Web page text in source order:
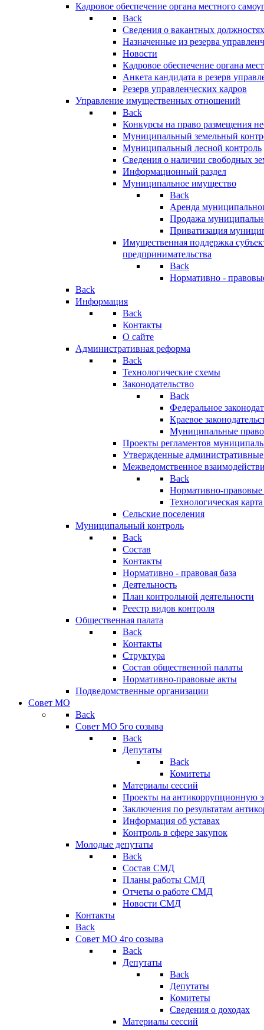
Кадровое обеспечение органа местного
Back
Сведения о вакантных
Назначенные из резерва
Новости
Кадровое обеспечение органа
Анкета кандидата в резерв
Резерв управленческих кадров
Управление имущественных отношений
Back
Конкурсы на право размещения
Муниципальный земельный
Муниципальный лесной контроль
Сведения о наличии свободных
Информационный раздел
Муниципальное имущество
Back
Аренда
Продажа
Приватизация
Имущественная поддержка
предпринимательства
Back
Нормативно -
Back
Информация
Back
Контакты
О сайте
Административная реформа
Back
Технологические схемы
Законодательство
Back
Федеральное
Краевое
Муниципальные
Проекты регламентов
Утвержденные
Межведомственное
Back
Нормативно-правовые
Технологическая
Сельские поселения
Муниципальный контроль
Back
Состав
Контакты
Нормативно - правовая база
Деятельность
План контрольной деятельности
Реестр видов контроля
Общественная палата
Back
Контакты
Структура
Состав общественной палаты
Нормативно-правовые акты
Подведомственные организации
Совет МО
Back
Совет МО 5го созыва
Back
Депутаты
Back
Комитеты
Материалы сессий
Проекты на антикоррупционную
Заключения по результатам
Информация об уставах
Контроль в сфере закупок
Молодые депутаты
Back
Состав СМД
Планы работы СМД
Отчеты о работе СМД
Новости СМД
Контакты
Back
Совет МО 4го созыва
Back
Депутаты
Back
Депутаты
Комитеты
Сведения о доходах
Материалы сессий